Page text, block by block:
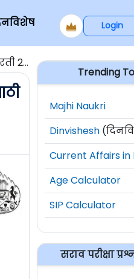
Login
Trending
Majhi Naukri
Dinvishesh
Current Affairs in
Age Calculator
SIP Calculator
सराव परीक्षा